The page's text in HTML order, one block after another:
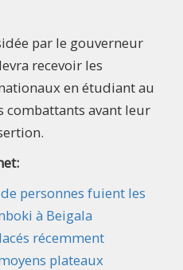
par le gouverneur
recevoir les
en étudiant au
combattants avant leur
personnes fuient les
à Beigala
récemment
plateaux